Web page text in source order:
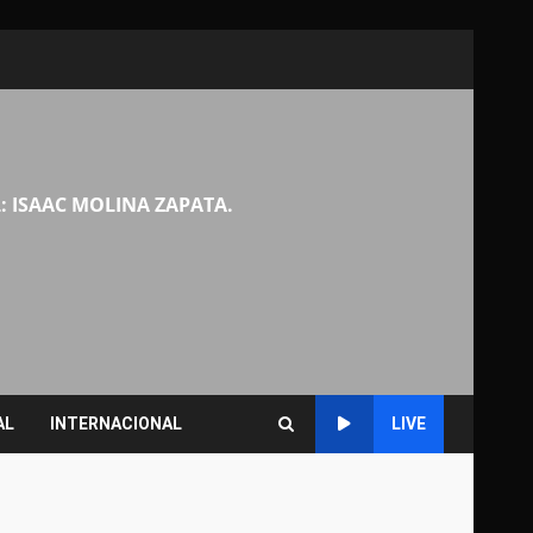
ISAAC MOLINA ZAPATA.
INTERNACIONAL LIVE